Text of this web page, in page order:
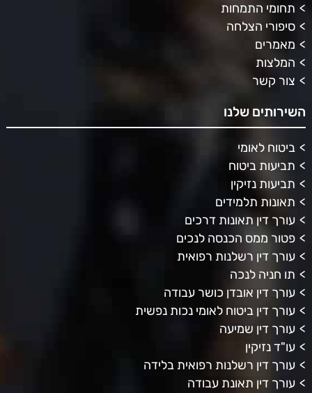
תחומי התמחות
סיפורי הצלחה
מאמרים
המלצות
צור קשר
השירותים שלנו
ביטוח לאומי
תביעות ביטוח
תביעות נזיקין
תאונות תלמידים
עורך דין תאונות דרכים
פטור ממס הכנסה לנכים
עורך דין רשלנות רפואית
תו חניה לנכה
עורך דין אובדן כושר עבודה
עורך דין ביטוח לאומי נכות נפשית
עורך דין שמיעה
עו"ד נזיקין
עורך דין רשלנות רפואית בלידה
עורך דין תאונת עבודה